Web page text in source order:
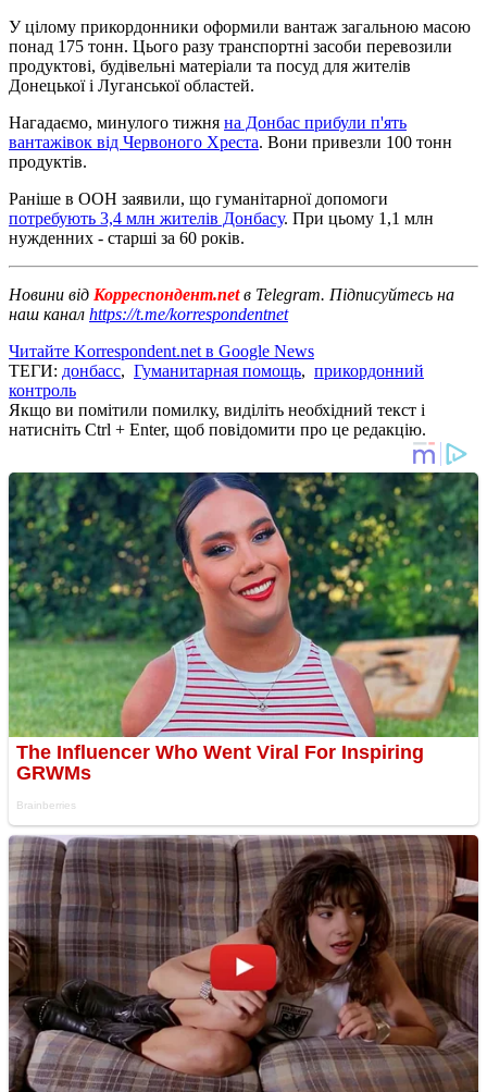
У цілому прикордонники оформили вантаж загальною масою
понад 175 тонн. Цього разу транспортні засоби перевозили
продуктові, будівельні матеріали та посуд для жителів
Донецької і Луганської областей.
Нагадаємо, минулого тижня на Донбас прибули п'ять
вантажівок від Червоного Хреста. Вони привезли 100 тонн
продуктів.
Раніше в ООН заявили, що гуманітарної допомоги
потребують 3,4 млн жителів Донбасу. При цьому 1,1 млн
нужденних - старші за 60 років.
Новини від Корреспондент.netв Telegram. Підписуйтесь на
наш канал https://t.me/korrespondentnet
Читайте Korrespondent.net в Google News
ТЕГИ: донбасс, Гуманитарная помощь, прикордонний
контроль
Якщо ви помітили помилку, виділіть необхідний текст і
натисніть Ctrl + Enter, щоб повідомити про це редакцію.